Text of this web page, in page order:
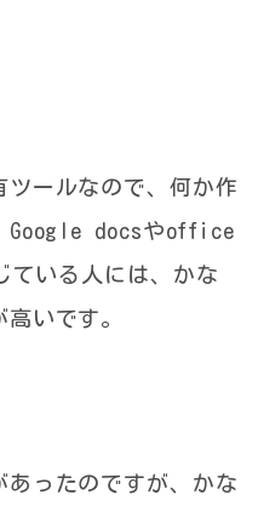
ールなので、何か作
Google docsやoffice
いる人には、かな
いです。
あったのですが、かな